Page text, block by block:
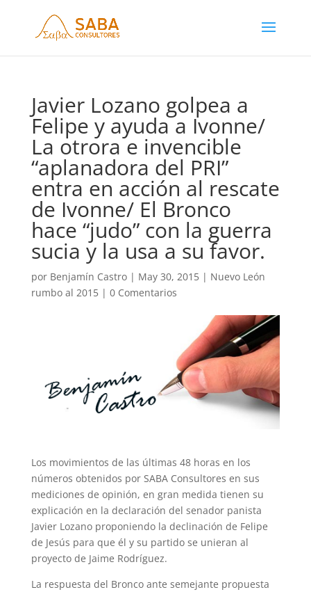
Javier Lozano golpea a
Felipe y ayuda a Ivonne/
La otrora e invencible
“aplanadora del PRI”
entra en acción al rescate
de Ivonne/ El Bronco
hace “judo” con la guerra
sucia y la usa a su favor.
por Benjamín Castro| May 30, 2015| Nuevo León
rumbo al 2015| 0 Comentarios
Los movimientos de las últimas 48 horas en los
números obtenidos por SABA Consultores en sus
mediciones de opinión, en gran medida tienen su
explicación en la declaración del senador panista
Javier Lozano proponiendo la declinación de Felipe
de Jesús para que él y su partido se unieran al
proyecto de Jaime Rodríguez.
La respuesta del Bronco ante semejante propuesta